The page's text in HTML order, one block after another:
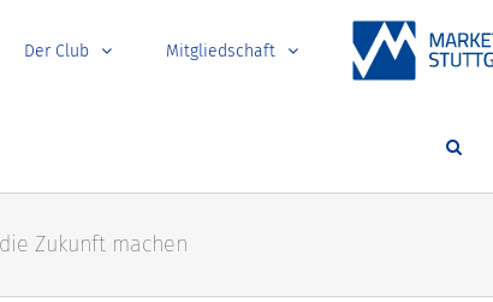
Der Club Mitgliedschaft
Zukunft machen